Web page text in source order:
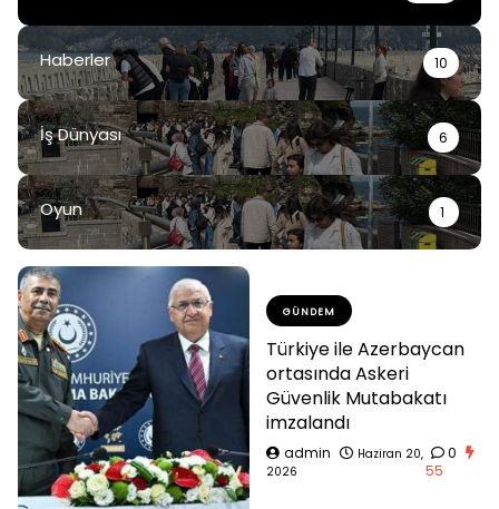
Haberler 10
İş Dünyası 6
Oyun 1
GÜNDEM
Türkiye ile Azerbaycan
ortasında Askeri
Güvenlik Mutabakatı
imzalandı
admin
Haziran 20,
2026
0
55